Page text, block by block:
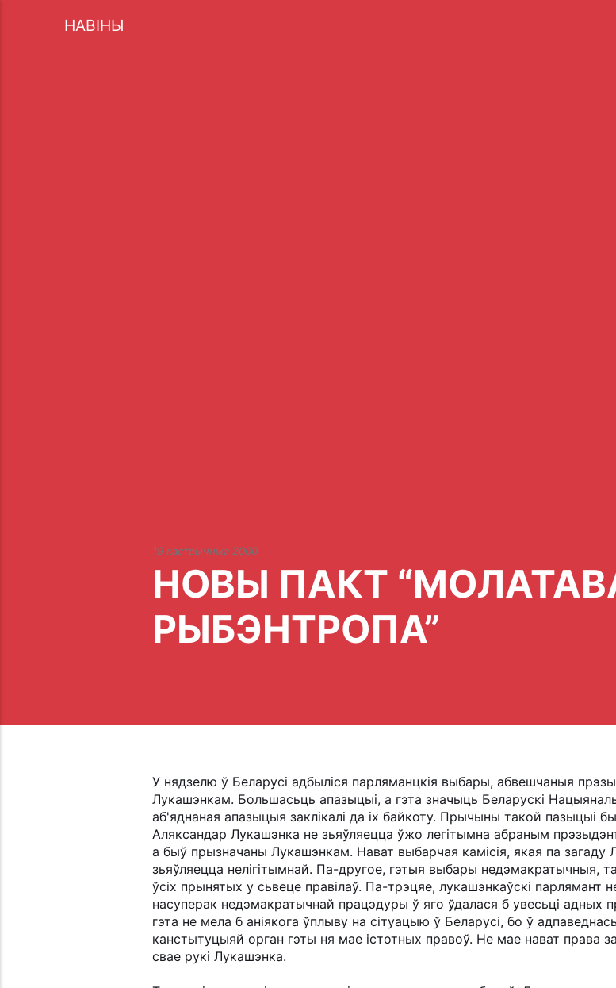
НАВІНЫ
19 кастрычніка 2000
НОВЫ ПАКТ
РЫБЭНТРОПА”
У нядзелю ў Беларусі адбыліся парляманцкія выбары, абвешчаныя
Лукашэнкам. Большасьць апазыцыі, а гэта значыць Беларускі
аб'яднаная апазыцыя заклікалі да іх байкоту. Прычыны такой пазыцыі
Аляксандар Лукашэнка не зьяўляецца ўжо легітымна абраным
а быў прызначаны Лукашэнкам. Нават выбарчая камісія, якая па загаду
зьяўляецца нелігітымнай. Па-другое, гэтыя выбары
ўсіх прынятых у сьвеце правілаў. Па-трэцяе, лукашэнкаўскі парлямант
насуперак недэмакратычнай працэдуры ў яго ўдалася б увесьці адных
гэта не мела б аніякога ўплыву на сітуацыю ў Беларусі, бо ў
канстытуцыяй орган гэты ня мае істотных правоў. Не мае нават права
свае рукі Лукашэнка.